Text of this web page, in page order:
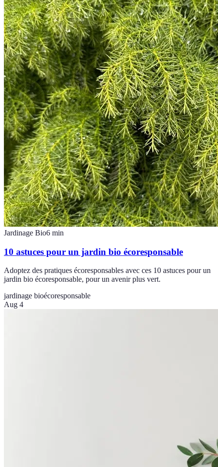
Jardinage Bio6 min
10 astuces pour un jardin bio écoresponsable
Adoptez des pratiques écoresponsables avec ces 10 astuces pour un
jardin bio écoresponsable, pour un avenir plus vert.
jardinage bioécoresponsable
Aug 4